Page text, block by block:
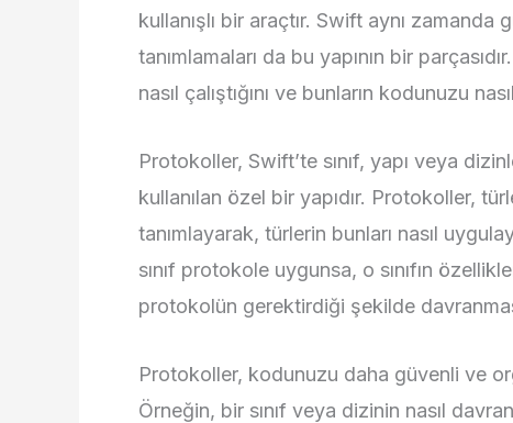
kullanışlı bir araçtır. Swift aynı
tanımlamaları da bu yapının bir
nasıl çalıştığını ve bunların kodunuzu
Protokoller, Swift’te sınıf, yapı veya
kullanılan özel bir yapıdır. Protokoller,
tanımlayarak, türlerin bunları nasıl
sınıf protokole uygunsa, o sınıfın
protokolün gerektirdiği şekilde
Protokoller, kodunuzu daha güvenli ve
Örneğin, bir sınıf veya dizinin nasıl